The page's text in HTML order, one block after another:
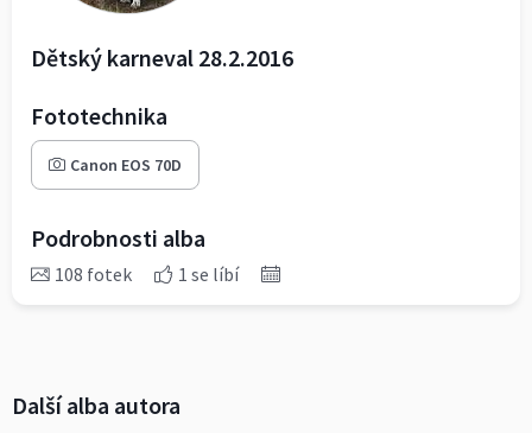
Dětský karneval 28.2.2016
Fototechnika
Canon EOS 70D
Podrobnosti alba
108 fotek 1 se líbí
Další alba autora